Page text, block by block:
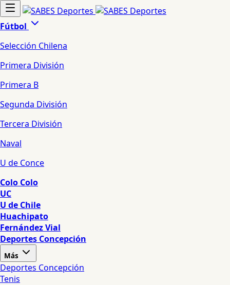
Fútbol
Selección Chilena
Primera División
Primera B
Segunda División
Tercera División
Naval
U de Conce
Colo Colo
UC
U de Chile
Huachipato
Fernández Vial
Deportes Concepción
Más
Deportes Concepción
Tenis